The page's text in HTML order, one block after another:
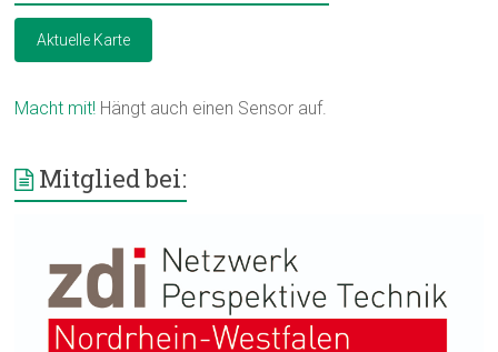
Aktuelle Karte
Macht mit! Hängt auch einen Sensor auf.
Mitglied bei: